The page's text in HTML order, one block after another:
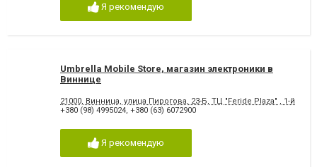
Я рекомендую
Umbrella Mobile Store, магазин электроники в
Виннице
21000, Винница, улица Пирогова, 23-Б, ТЦ "Feride Plaza" , 1-й этаж
+380 (98) 4995024 +380 (63) 6072900
Я рекомендую